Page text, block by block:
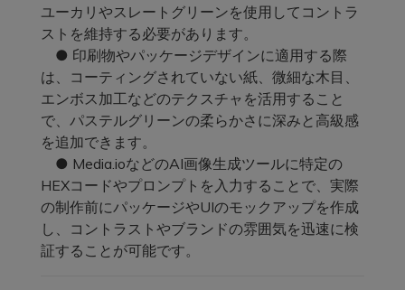
ユーカリやスレートグリーンを使用してコントラ
ストを維持する必要があります。
● 印刷物やパッケージデザインに適用する際
は、コーティングされていない紙、微細な木目、
エンボス加工などのテクスチャを活用すること
で、パステルグリーンの柔らかさに深みと高級感
を追加できます。
● Media.ioなどのAI画像生成ツールに特定の
HEXコードやプロンプトを入力することで、実際
の制作前にパッケージやUIのモックアップを作成
し、コントラストやブランドの雰囲気を迅速に検
証することが可能です。